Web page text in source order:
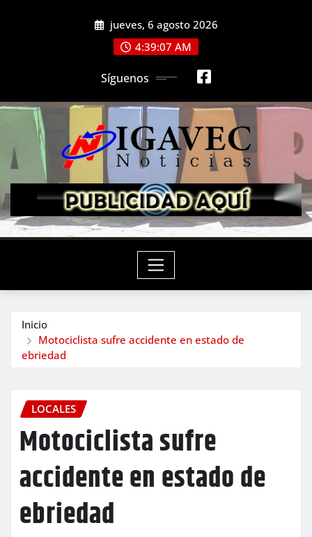
jueves, 6 agosto 2026
4:39:09 AM
Síguenos
Inicio
Motociclista sufre accidente en estado de
ebriedad
LOCALES
Motociclista sufre
accidente en estado de
ebriedad